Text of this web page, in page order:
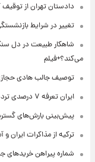
دادستان تهران از
تغییر در شرایط
شاهکار طبیعت در دل
می‌کند؟+فیلم
توصیف جالب هادی
ایران تعرفه ۷ درصدی تردد از تنگه هرمز را ابلاغ کرد
پیش‌بینی بارش‌های
ترکیه از مذاکرات ایران
شماره پیراهن خریدهای